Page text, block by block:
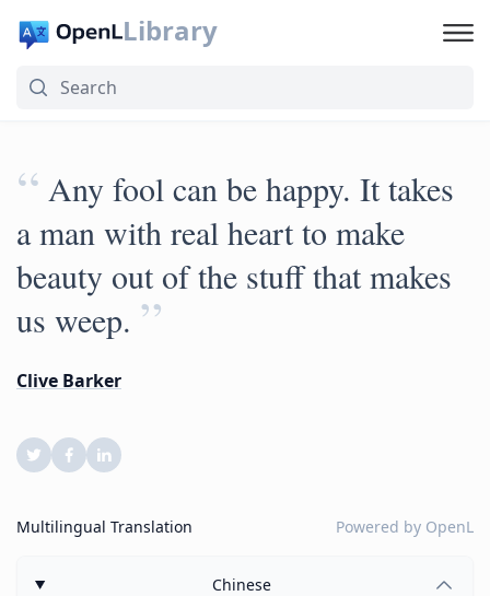
Library
“ Any fool can be happy. It takes
a man with real heart to make
beauty out of the stuff that makes
us weep. ”
Clive Barker
Multilingual Translation Powered by OpenL
Chinese